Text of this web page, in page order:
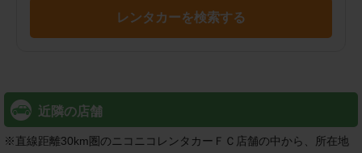
レンタカーを検索する
近隣の店舗
※直線距離30km圏のニコニコレンタカーＦＣ店舗の中から、所在地